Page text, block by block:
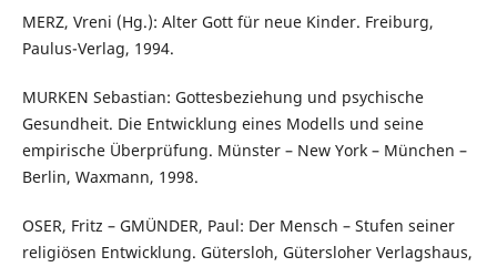
MERZ, Vreni (Hg.): Alter Gott für neue Kinder. Freiburg,
Paulus-Verlag, 1994.
MURKEN Sebastian: Gottesbeziehung und psychische
Gesundheit. Die Entwicklung eines Modells und seine
empirische Überprüfung. Münster – New York – München –
Berlin, Waxmann, 1998.
OSER, Fritz – GMÜNDER, Paul: Der Mensch – Stufen seiner
religiösen Entwicklung. Gütersloh, Gütersloher Verlagshaus,